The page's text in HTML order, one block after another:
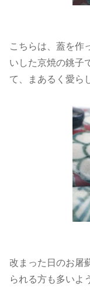
こちらは、蓋を作
いした京焼の銚子
て、まあるく愛ら
改まった日のお屠
られる方も多いよ